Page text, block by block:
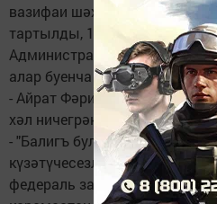
вазифаи шәхес
тартылды, 12 очракта
Административ хокук
алар буенча закон бозган
- Айрат Фәритович,
хәл ничегрәк?
- "Балигъ булмаганнар
күзәтүчесезлекне
федераль закон үтәлешенә